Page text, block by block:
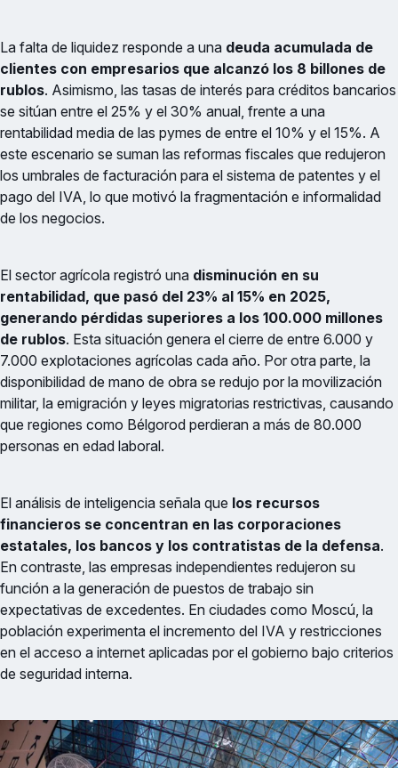
La falta de liquidez responde a una deuda acumulada de
clientes con empresarios que alcanzó los 8 billones de
rublos. Asimismo, las tasas de interés para créditos bancarios
se sitúan entre el 25% y el 30% anual, frente a una
rentabilidad media de las pymes de entre el 10% y el 15%. A
este escenario se suman las reformas fiscales que redujeron
los umbrales de facturación para el sistema de patentes y el
pago del IVA, lo que motivó la fragmentación e informalidad
de los negocios.
El sector agrícola registró una disminución en su
rentabilidad, que pasó del 23% al 15% en 2025,
generando pérdidas superiores a los 100.000 millones
de rublos. Esta situación genera el cierre de entre 6.000 y
7.000 explotaciones agrícolas cada año. Por otra parte, la
disponibilidad de mano de obra se redujo por la movilización
militar, la emigración y leyes migratorias restrictivas, causando
que regiones como Bélgorod perdieran a más de 80.000
personas en edad laboral.
El análisis de inteligencia señala que los recursos
financieros se concentran en las corporaciones
estatales, los bancos y los contratistas de la defensa.
En contraste, las empresas independientes redujeron su
función a la generación de puestos de trabajo sin
expectativas de excedentes. En ciudades como Moscú, la
población experimenta el incremento del IVA y restricciones
en el acceso a internet aplicadas por el gobierno bajo criterios
de seguridad interna.